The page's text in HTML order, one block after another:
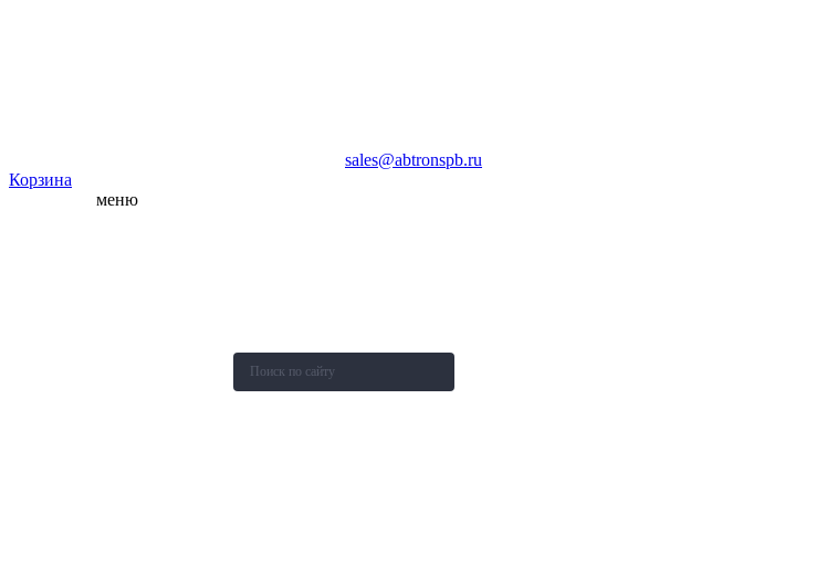
sales@abtronspb.ru
Корзина
меню